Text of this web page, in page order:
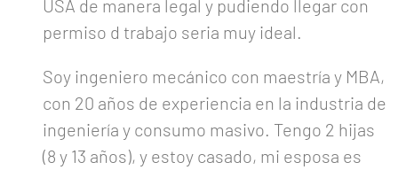
USA de manera legal y pudiendo llegar con
permiso d trabajo seria muy ideal.
Soy ingeniero mecánico con maestría y MBA,
con 20 años de experiencia en la industria de
ingeniería y consumo masivo. Tengo 2 hijas
(8 y 13 años), y estoy casado, mi esposa es